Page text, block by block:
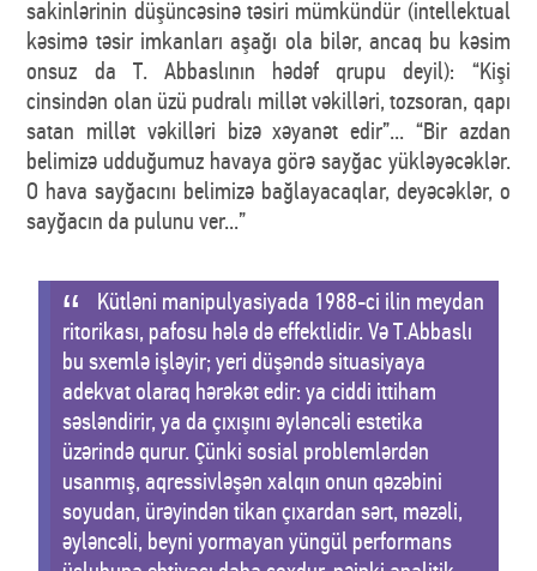
sakinlərinin düşüncəsinə təsiri mümkündür (intellektual
kəsimə təsir imkanları aşağı ola bilər, ancaq bu kəsim
onsuz da T. Abbaslının hədəf qrupu deyil): “Kişi
cinsindən olan üzü pudralı millət vəkilləri, tozsoran, qapı
satan millət vəkilləri bizə xəyanət edir”... “Bir azdan
belimizə udduğumuz havaya görə sayğac yükləyəcəklər.
O hava sayğacını belimizə bağlayacaqlar, deyəcəklər, o
sayğacın da pulunu ver...”
Kütləni manipulyasiyada 1988-ci ilin meydan
ritorikası, pafosu hələ də effektlidir. Və T.Abbaslı
bu sxemlə işləyir; yeri düşəndə situasiyaya
adekvat olaraq hərəkət edir: ya ciddi ittiham
səsləndirir, ya da çıxışını əyləncəli estetika
üzərində qurur. Çünki sosial problemlərdən
usanmış, aqressivləşən xalqın onun qəzəbini
soyudan, ürəyindən tikan çıxardan sərt, məzəli,
əyləncəli, beyni yormayan yüngül performans